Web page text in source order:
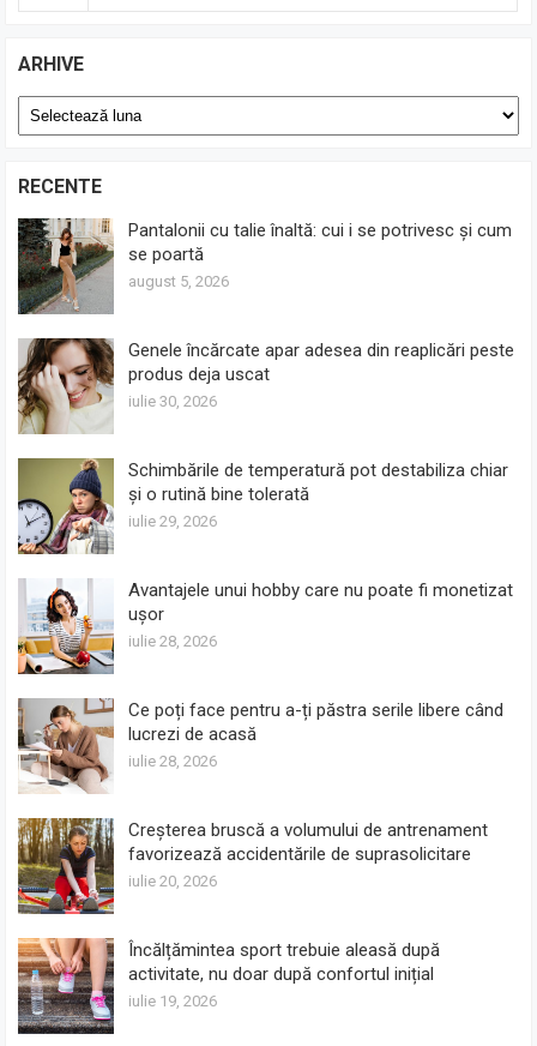
ARHIVE
Arhive
RECENTE
Pantalonii cu talie înaltă: cui i se potrivesc și cum
se poartă
august 5, 2026
Genele încărcate apar adesea din reaplicări peste
produs deja uscat
iulie 30, 2026
Schimbările de temperatură pot destabiliza chiar
și o rutină bine tolerată
iulie 29, 2026
Avantajele unui hobby care nu poate fi monetizat
ușor
iulie 28, 2026
Ce poți face pentru a-ți păstra serile libere când
lucrezi de acasă
iulie 28, 2026
Creșterea bruscă a volumului de antrenament
favorizează accidentările de suprasolicitare
iulie 20, 2026
Încălțămintea sport trebuie aleasă după
activitate, nu doar după confortul inițial
iulie 19, 2026